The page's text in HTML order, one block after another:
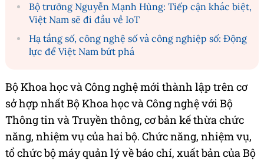
Bộ trưởng Nguyễn Mạnh Hùng: Tiếp cận khác biệt,
Việt Nam sẽ đi đầu về IoT
Hạ tầng số, công nghệ số và công nghiệp số: Động
lực để Việt Nam bứt phá
Bộ Khoa học và Công nghệ mới thành lập trên cơ
sở hợp nhất Bộ Khoa học và Công nghệ với Bộ
Thông tin và Truyền thông, cơ bản kế thừa chức
năng, nhiệm vụ của hai bộ. Chức năng, nhiệm vụ,
tổ chức bộ máy quản lý về báo chí, xuất bản của Bộ